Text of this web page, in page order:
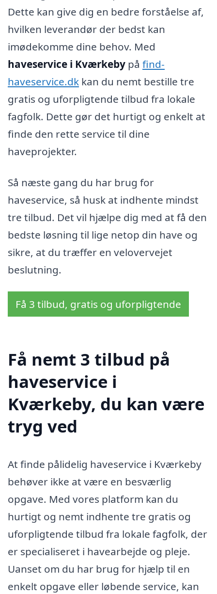
Dette kan give dig en bedre forståelse af,
hvilken leverandør der bedst kan
imødekomme dine behov. Med
haveservice i Kværkeby på find-
haveservice.dk kan du nemt bestille tre
gratis og uforpligtende tilbud fra lokale
fagfolk. Dette gør det hurtigt og enkelt at
finde den rette service til dine
haveprojekter.
Så næste gang du har brug for
haveservice, så husk at indhente mindst
tre tilbud. Det vil hjælpe dig med at få den
bedste løsning til lige netop din have og
sikre, at du træffer en velovervejet
beslutning.
Få 3 tilbud, gratis og uforpligtende
Få nemt 3 tilbud på
haveservice i
Kværkeby, du kan være
tryg ved
At finde pålidelig haveservice i Kværkeby
behøver ikke at være en besværlig
opgave. Med vores platform kan du
hurtigt og nemt indhente tre gratis og
uforpligtende tilbud fra lokale fagfolk, der
er specialiseret i havearbejde og pleje.
Uanset om du har brug for hjælp til en
enkelt opgave eller løbende service, kan